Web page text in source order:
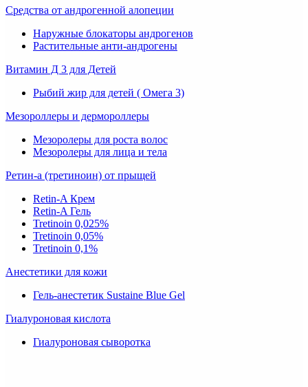
Средства от андрогенной алопеции
Наружные блокаторы андрогенов
Растительные анти-андрогены
Витамин Д 3 для Детей
Рыбий жир для детей ( Омега 3)
Мезороллеры и дермороллеры
Мезоролеры для роста волос
Мезоролеры для лица и тела
Ретин-а (третиноин) от прыщей
Retin-A Крем
Retin-A Гель
Tretinoin 0,025%
Tretinoin 0,05%
Tretinoin 0,1%
Анестетики для кожи
Гель-анестетик Sustaine Blue Gel
Гиалуроновая кислота
Гиалуроновая сыворотка